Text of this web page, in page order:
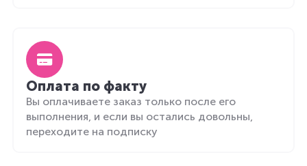
Оплата по факту
Вы оплачиваете заказ только после его
выполнения, и если вы остались довольны,
переходите на подписку